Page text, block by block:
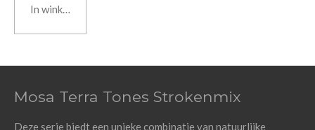
In winkelwagen
Mosa Terra Tones Strokenmix
Deze serie biedt een unieke combinatie van natuurlijke